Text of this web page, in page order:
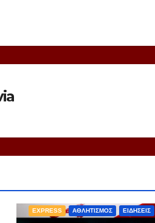
EXPRESS ΑΘΛΗΤΙΣΜΟΣ ΕΙΔΗΣΕΙΣ